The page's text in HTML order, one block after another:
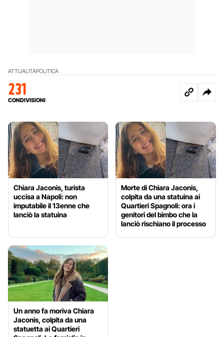
ATTUALITÀPOLITICA
231
CONDIVISIONI
Chiara Jaconis, turista
uccisa a Napoli: non
imputabile il 13enne che
lanciò la statuina
Morte di Chiara Jaconis,
colpita da una statuina ai
Quartieri Spagnoli: ora i
genitori del bimbo che la
lanciò rischiano il processo
Un anno fa moriva Chiara
Jaconis, colpita da una
statuetta ai Quartieri